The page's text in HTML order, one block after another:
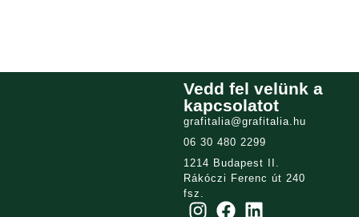
Vedd fel velünk a
kapcsolatot
grafitalia@grafitalia.hu
06 30 480 2299
1214 Budapest II.
Rákóczi Ferenc út 240
fsz.